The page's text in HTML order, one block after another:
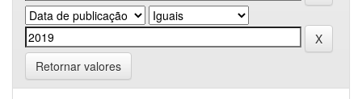
Retornar valores